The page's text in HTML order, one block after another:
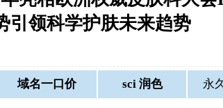
引领科学护肤未来趋势